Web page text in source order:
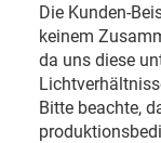
Die Kunden-
keinem
da uns diese
Bitte beachte,